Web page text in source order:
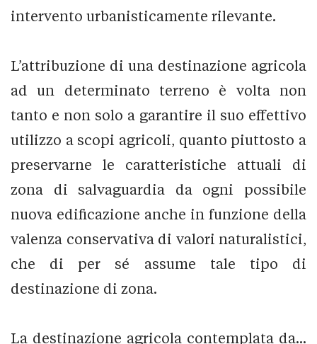
intervento urbanisticamente rilevante.
L’attribuzione di una destinazione agricola
ad un determinato terreno è volta non
tanto e non solo a garantire il suo effettivo
utilizzo a scopi agricoli, quanto piuttosto a
preservarne le caratteristiche attuali di
zona di salvaguardia da ogni possibile
nuova edificazione anche in funzione della
valenza conservativa di valori naturalistici,
che di per sé assume tale tipo di
destinazione di zona.
La destinazione agricola contemplata da...